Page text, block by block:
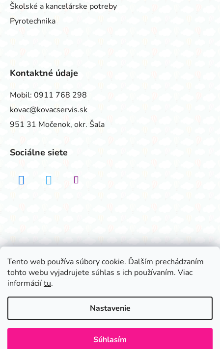
Tento web používa súbory cookie. Ďalším prechádzaním
tohto webu vyjadrujete súhlas s ich používaním. Viac
informáciítu.
Nastavenie
Súhlasím
Školské a kancelárske potreby
Pyrotechnika
Kontaktné údaje
Mobil: 0911 768 298
kovac@kovacservis.sk
951 31 Močenok, okr. Šaľa
Sociálne siete
vyhradené.